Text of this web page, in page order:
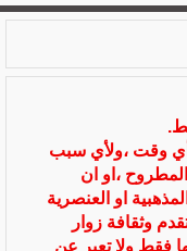
أي وقت ،ولأي سبب
،او ان
او العنصرية
وثقافة زوار
فقط ولا تعبر عن